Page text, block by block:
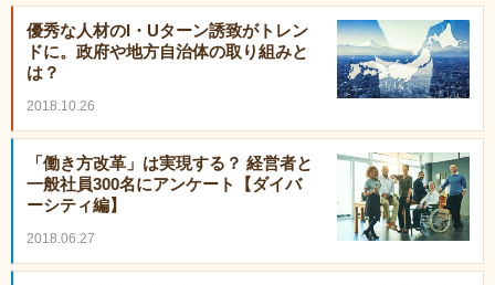
優秀な人材のI・Uターン誘致がトレン
ドに。政府や地方自治体の取り組みと
は？
2018.10.26
「働き方改革」は実現する？ 経営者と
一般社員300名にアンケート【ダイバ
ーシティ編】
2018.06.27